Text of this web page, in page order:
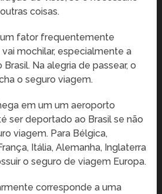
coisas.
fator frequentemente
mochilar, especialmente a
Na alegria de passear, o
o seguro viagem.
em um um aeroporto
ser deportado ao Brasil se não
viagem. Para Bélgica,
Itália, Alemanha, Inglaterra
o seguro de viagem Europa.
corresponde a uma